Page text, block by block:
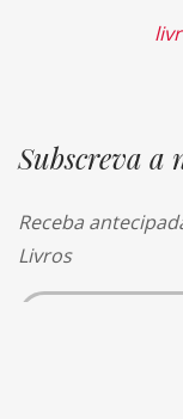
Subscreva a
Receba
Livros